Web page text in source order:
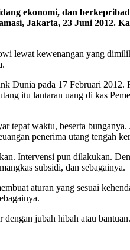
ekonomi, dan
Jakarta, 23 Juni 2012.
lewat kewenangan yang
Dunia pada 17 Februari
itu lantaran uang di kas
waktu, beserta
penerima utang tengah
Intervensi pun dilakukan.
subsidi, dan sebagainya.
aturan yang sesuai
jubah hibah atau